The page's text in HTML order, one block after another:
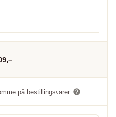
,–
på bestillingsvarer